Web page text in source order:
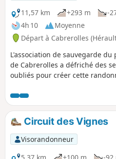
11,57 km
+293 m
-
4h 10
Moyenne
Départ à Cabrerolles
L'association de sauvegarde
de Cabrerolles a défriché des
oubliés pour créer cette
emblématiques de l'histoire de
la Chapelle de La Liquière, les
Lenthéric et une stèle en
aviateur de l'Aéropostale. Vous
aussi entre les vignes du
de Faugères. Le circuit ne passe
Circuit des Vignes
Visorandonneur